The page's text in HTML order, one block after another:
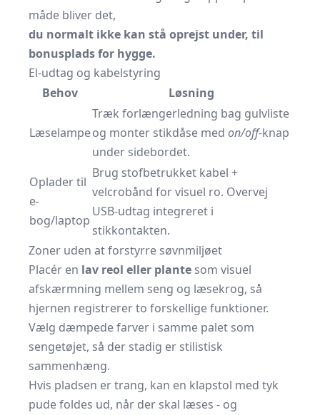
måde bliver det,
du normalt ikke kan stå oprejst under, til
bonusplads for hygge.
El-udtag og kabelstyring
Behov
Løsning
Læselampe
Træk forlængerledning bag gulvliste
og monter stikdåse med on/off-knap
under sidebordet.
Oplader til
e-
bog/laptop
Brug stofbetrukket kabel +
velcrobånd for visuel ro. Overvej
USB-udtag integreret i
stikkontakten.
Zoner uden at forstyrre søvnmiljøet
Placér en lav reol eller plante som visuel
afskærmning mellem seng og læsekrog, så
hjernen registrerer to forskellige funktioner.
Vælg dæmpede farver i samme palet som
sengetøjet, så der stadig er stilistisk
sammenhæng.
Hvis pladsen er trang, kan en klapstol med tyk
pude foldes ud, når der skal læses - og